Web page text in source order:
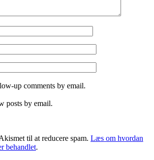
up comments by email.
posts by email.
til at reducere spam. Læs om hvordan
behandlet.